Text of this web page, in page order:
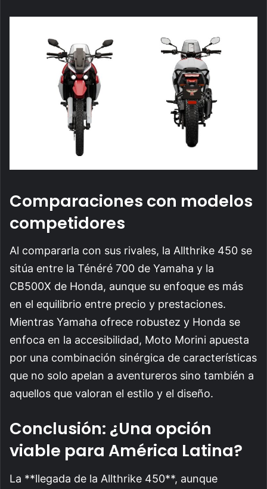
Comparaciones con modelos
competidores
Al compararla con sus rivales, la Allthrike 450 se
sitúa entre la Ténéré 700 de Yamaha y la
CB500X de Honda, aunque su enfoque es más
en el equilibrio entre precio y prestaciones.
Mientras Yamaha ofrece robustez y Honda se
enfoca en la accesibilidad, Moto Morini apuesta
por una combinación sinérgica de características
que no solo apelan a aventureros sino también a
aquellos que valoran el estilo y el diseño.
Conclusión: ¿Una opción
viable para América Latina?
La **llegada de la Allthrike 450**, aunque